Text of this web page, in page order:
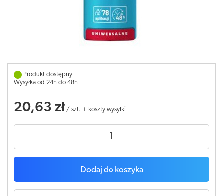
Produkt dostępny
Wysyłka od 24h do 48h
20,63 zł / szt. + koszty wysyłki
Dodaj do koszyka